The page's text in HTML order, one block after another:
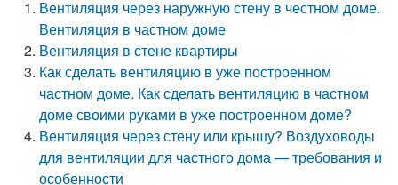
Вентиляция через наружную стену в честном доме.
Вентиляция в частном доме
Вентиляция в стене квартиры
Как сделать вентиляцию в уже построенном
частном доме. Как сделать вентиляцию в частном
доме своими руками в уже построенном доме?
Вентиляция через стену или крышу? Воздуховоды
для вентиляции для частного дома — требования и
особенности